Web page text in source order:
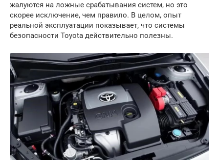
жалуются на ложные срабатывания систем, но это
скорее исключение, чем правило. В целом, опыт
реальной эксплуатации показывает, что системы
безопасности Toyota действительно полезны.